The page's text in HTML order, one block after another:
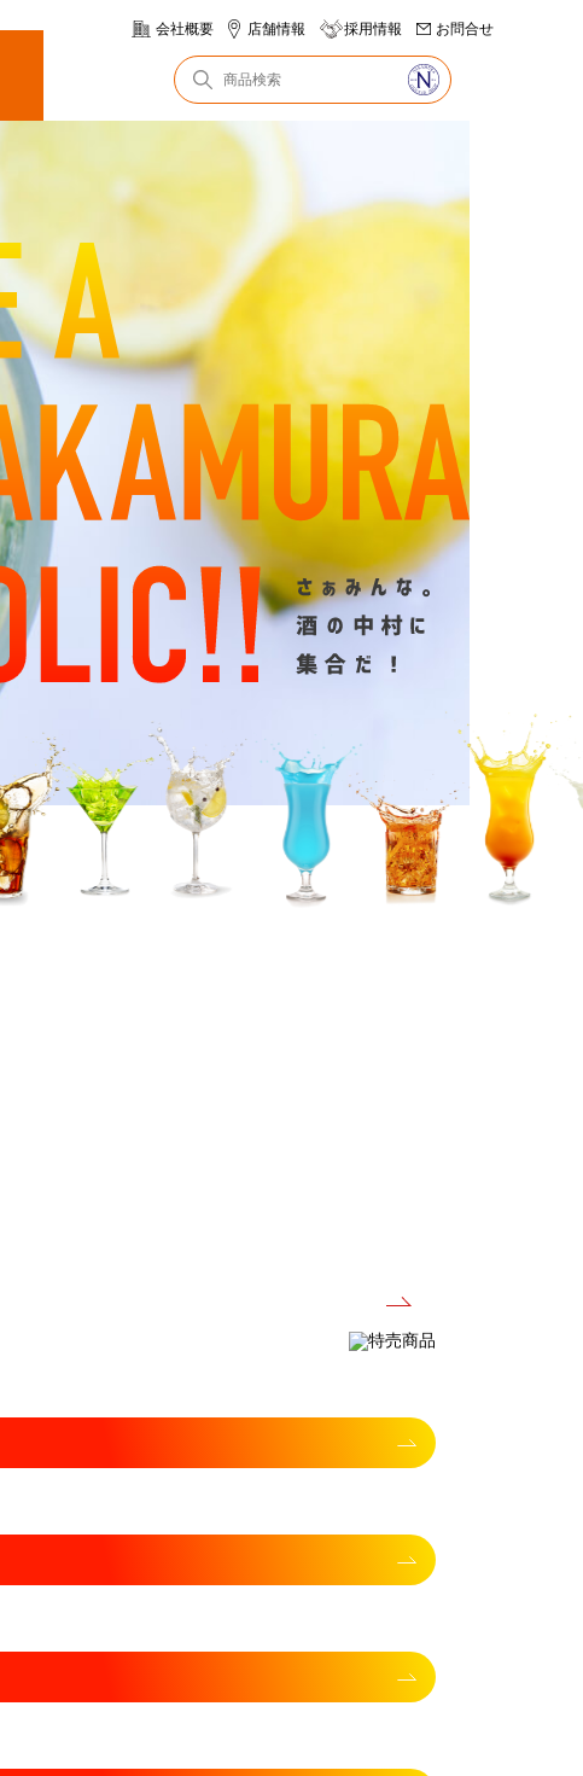
会社概要 店舗情報 採用情報 お問合せ